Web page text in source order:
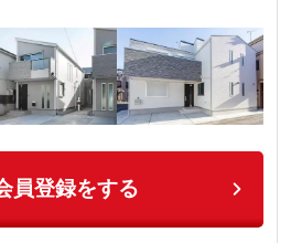
員登録をする